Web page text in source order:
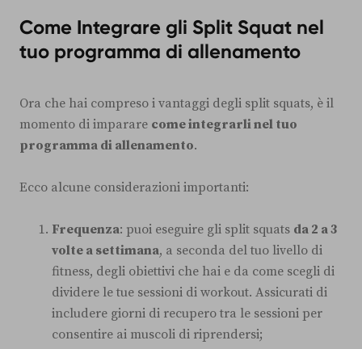
Come Integrare gli Split Squat nel
tuo programma di allenamento
Ora che hai compreso i vantaggi degli split squats, è il
momento di imparare come integrarli nel tuo
programma di allenamento.
Ecco alcune considerazioni importanti:
Frequenza: puoi eseguire gli split squats da 2 a 3
volte a settimana, a seconda del tuo livello di
fitness, degli obiettivi che hai e da come scegli di
dividere le tue sessioni di workout. Assicurati di
includere giorni di recupero tra le sessioni per
consentire ai muscoli di riprendersi;